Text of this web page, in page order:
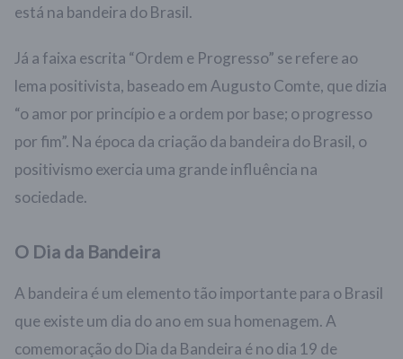
está na bandeira do Brasil.
Já a faixa escrita “Ordem e Progresso” se refere ao
lema positivista, baseado em Augusto Comte, que dizia
“o amor por princípio e a ordem por base; o progresso
por fim”. Na época da criação da bandeira do Brasil, o
positivismo exercia uma grande influência na
sociedade.
O Dia da Bandeira
A bandeira é um elemento tão importante para o Brasil
que existe um dia do ano em sua homenagem. A
comemoração do Dia da Bandeira é no dia 19 de